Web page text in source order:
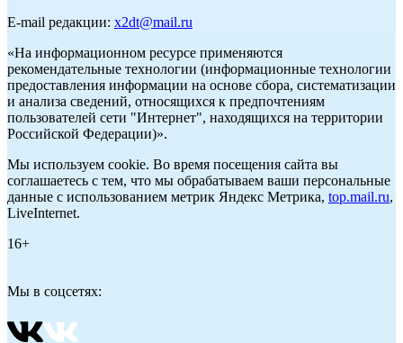
E-mail редакции: x2dt@mail.ru
«На информационном ресурсе применяются
рекомендательные технологии (информационные технологии
предоставления информации на основе сбора, систематизации
и анализа сведений, относящихся к предпочтениям
пользователей сети "Интернет", находящихся на территории
Российской Федерации)».
Мы используем cookie. Во время посещения сайта вы
соглашаетесь с тем, что мы обрабатываем ваши персональные
данные с использованием метрик Яндекс Метрика, top.mail.ru,
LiveInternet.
16+
Мы в соцсетях: